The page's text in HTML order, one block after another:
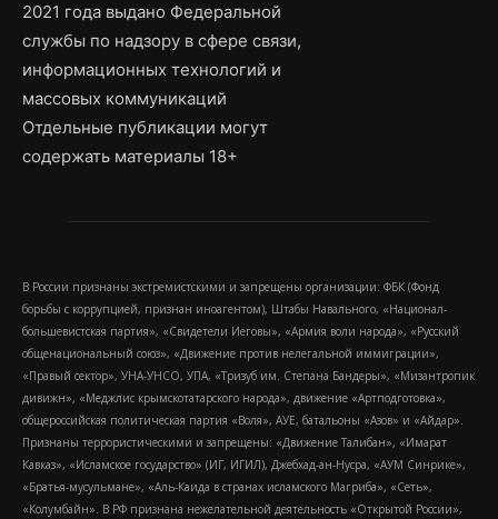
2021 года выдано Федеральной
службы по надзору в сфере связи,
информационных технологий и
массовых коммуникаций
Отдельные публикации могут
содержать материалы 18+
В России признаны экстремистскими и запрещены организации: ФБК (Фонд
борьбы с коррупцией, признан иноагентом), Штабы Навального, «Национал-
большевистская партия», «Свидетели Иеговы», «Армия воли народа», «Русский
общенациональный союз», «Движение против нелегальной иммиграции»,
«Правый сектор», УНА-УНСО, УПА, «Тризуб им. Степана Бандеры», «Мизантропик
дивижн», «Меджлис крымскотатарского народа», движение «Артподготовка»,
общероссийская политическая партия «Воля», АУЕ, батальоны «Азов» и «Айдар».
Признаны террористическими и запрещены: «Движение Талибан», «Имарат
Кавказ», «Исламское государство» (ИГ, ИГИЛ), Джебхад-ан-Нусра, «АУМ Синрике»,
«Братья-мусульмане», «Аль-Каида в странах исламского Магриба», «Сеть»,
«Колумбайн». В РФ признана нежелательной деятельность «Открытой России»,